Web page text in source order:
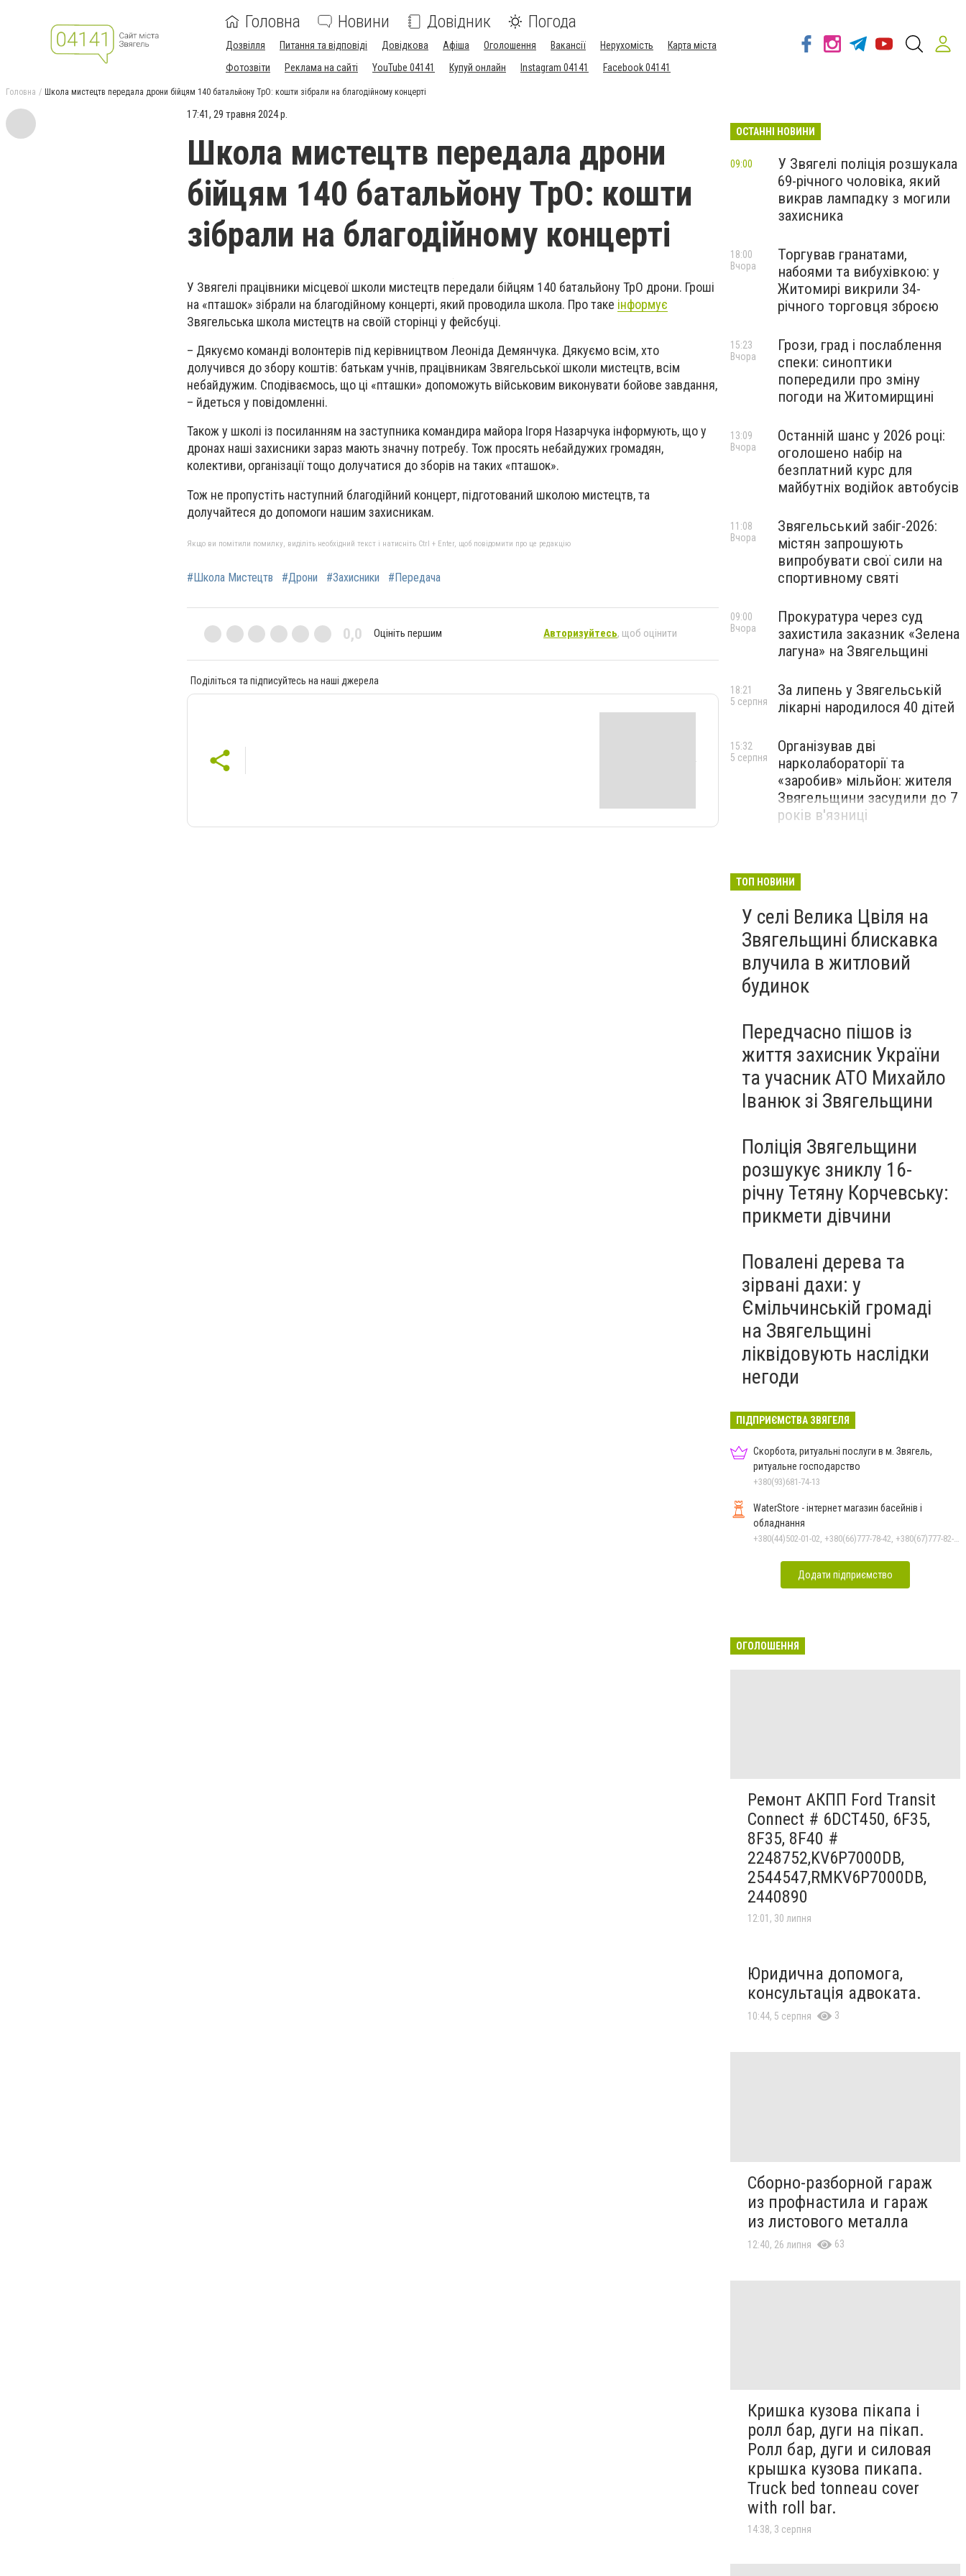
Головна Новини Довідник Погода
Дозвілля Питання та відповіді Довідкова Афіша Оголошення Вакансії Нерухомість
Карта міста
Фотозвіти
Реклама на сайті YouTube 04141 Купуй онлайн Instagram 04141 Facebook 04141
Головна Школа мистецтв передала дрони бійцям 140 батальйону ТрО: кошти зібрали на благодійному концерті
17:41, 29 травня 2024 р.
Школа мистецтв передала дрони
бійцям 140 батальйону ТрО: кошти
зібрали на благодійному концерті
У Звягелі працівники місцевої школи мистецтв передали бійцям 140 батальйону ТрО дрони. Гроші
на «пташок» зібрали на благодійному концерті, який проводила школа. Про таке інформує
Звягельська школа мистецтв на своїй сторінці у фейсбуці.
– Дякуємо команді волонтерів під керівництвом Леоніда Демянчука. Дякуємо всім, хто
долучився до збору коштів: батькам учнів, працівникам Звягельської школи мистецтв, всім
небайдужим. Сподіваємось, що ці «пташки» допоможуть військовим виконувати бойове завдання,
– йдеться у повідомленні.
Також у школі із посиланням на заступника командира майора Ігоря Назарчука інформують, що у
дронах наші захисники зараз мають значну потребу. Тож просять небайдужих громадян,
колективи, організації тощо долучатися до зборів на таких «пташок».
Тож не пропустіть наступний благодійний концерт, підготований школою мистецтв, та
долучайтеся до допомоги нашим захисникам.
Якщо ви помітили помилку, виділіть необхідний текст і натисніть Ctrl + Enter, щоб повідомити про це редакцію
#Школа Мистецтв #Дрони #Захисники #Передача
0,0 Оцініть першим Авторизуйтесь, щоб оцінити
Поділіться та підписуйтесь на наші джерела
ОСТАННІ НОВИНИ
У Звягелі поліція розшукала
69-річного чоловіка, який
викрав лампадку з могили
захисника
09:00
Торгував гранатами,
набоями та вибухівкою: у
Житомирі викрили 34-
річного торговця зброєю
18:00
Вчора
Грози, град і послаблення
спеки: синоптики
попередили про зміну
погоди на Житомирщині
15:23
Вчора
Останній шанс у 2026 році:
оголошено набір на
безплатний курс для
майбутніх водійок автобусів
13:09
Вчора
Звягельський забіг-2026:
містян запрошують
випробувати свої сили на
спортивному святі
11:08
Вчора
Прокуратура через суд
захистила заказник «Зелена
лагуна» на Звягельщині
09:00
Вчора
За липень у Звягельській
лікарні народилося 40 дітей
18:21
5 серпня
Організував дві
нарколабораторії та
«заробив» мільйон: жителя
Звягельщини засудили до 7
років в'язниці
15:32
5 серпня
ТОП НОВИНИ
У селі Велика Цвіля на
Звягельщині блискавка
влучила в житловий
будинок
Передчасно пішов із
життя захисник України
та учасник АТО Михайло
Іванюк зі Звягельщини
Поліція Звягельщини
розшукує зниклу 16-
річну Тетяну Корчевську:
прикмети дівчини
Повалені дерева та
зірвані дахи: у
Ємільчинській громаді
на Звягельщині
ліквідовують наслідки
негоди
ПІДПРИЄМСТВА ЗВЯГЕЛЯ
Скорбота, ритуальні послуги в м. Звягель,
ритуальне господарство
+380(93)681-74-13
WaterStore - інтернет магазин басейнів і
обладнання
+380(44)502-01-02, +380(66)777-78-42, +380(67)777-82-19, +380(67)890-80-80, +380(73)890-80-80, +380(44)502-01-03
Додати підприємство
ОГОЛОШЕННЯ
Ремонт АКПП Ford Transit
Connect # 6DCT450, 6F35,
8F35, 8F40 #
2248752,KV6P7000DB,
2544547,RMKV6P7000DB,
2440890
12:01, 30 липня
Юридична допомога,
консультація адвоката.
10:44, 5 серпня 3
Сборно-разборной гараж
из профнастила и гараж
из листового металла
12:40, 26 липня 63
Кришка кузова пікапа і
ролл бар, дуги на пікап.
Ролл бар, дуги и силовая
крышка кузова пикапа.
Truck bed tonneau cover
with roll bar.
14:38, 3 серпня